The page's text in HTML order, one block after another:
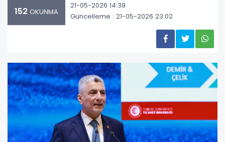
152 OKUNMA
21-05-2026 14:39
Güncelleme : 21-05-2026 23:02